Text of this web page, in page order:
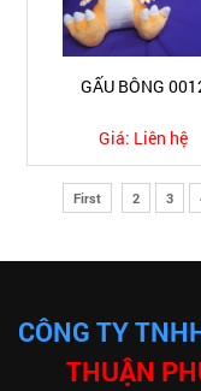
GẤU BÔNG
Giá: Liên hệ
First 2 3
CÔNG TY
THUẬN